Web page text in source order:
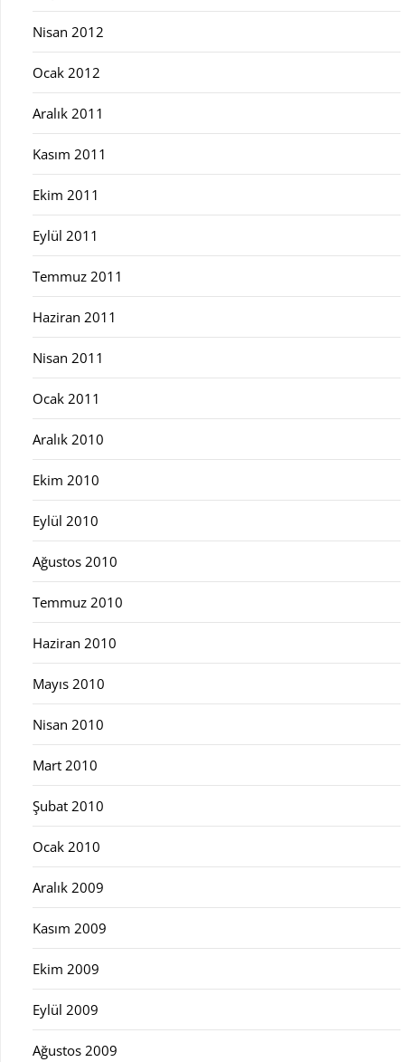
Nisan 2012
Ocak 2012
Aralık 2011
Kasım 2011
Ekim 2011
Eylül 2011
Temmuz 2011
Haziran 2011
Nisan 2011
Ocak 2011
Aralık 2010
Ekim 2010
Eylül 2010
Ağustos 2010
Temmuz 2010
Haziran 2010
Mayıs 2010
Nisan 2010
Mart 2010
Şubat 2010
Ocak 2010
Aralık 2009
Kasım 2009
Ekim 2009
Eylül 2009
Ağustos 2009